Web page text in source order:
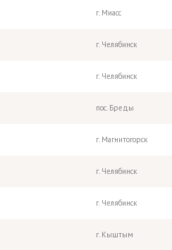
г. Миасс
г. Челябинск
г. Челябинск
пос. Бреды
г. Магнитогорск
г. Челябинск
г. Челябинск
г. Кыштым